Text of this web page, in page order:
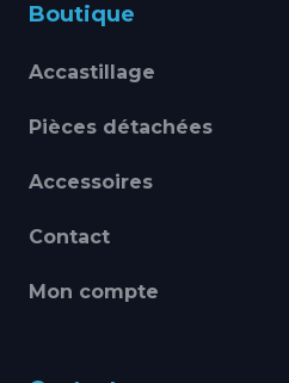
Boutique
Accastillage
Pièces détachées
Accessoires
Contact
Mon compte